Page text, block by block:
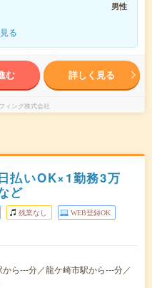
男性
る
む 詳しく見る
ィング株式会社
払いOK×1勤務3万
ど
残業なし WEB登録OK
ら---分／龍ケ崎市駅から---分／